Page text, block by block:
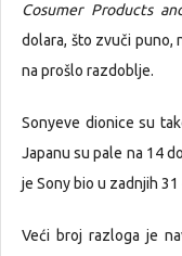
Cosumer Products
dolara, što zvuči puno,
na prošlo razdoblje.
Sonyeve dionice su
Japanu su pale na 14
je Sony bio u zadnjih 31
Veći broj razloga je